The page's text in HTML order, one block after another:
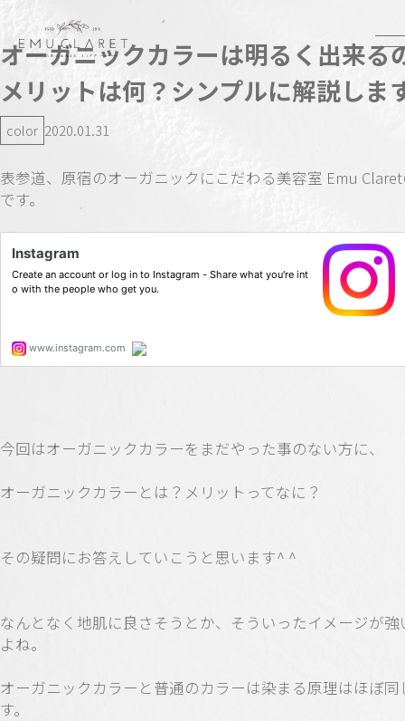
オーガニックカラーは明るく出来る
メリットは何？シンプルに解説しま
color 2020.01.31
表参道、原宿のオーガニックにこだわる美容室 Emu
です。
今回はオーガニックカラーをまだやった事のない方に、
オーガニックカラーとは？メリットってなに？
その疑問にお答えしていこうと思います^ ^
なんとなく地肌に良さそうとか、そういったイメージが強
よね。
オーガニックカラーと普通のカラーは染まる原理はほぼ同
す。